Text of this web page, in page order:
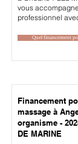
vous
professionnel
Quel financement
Financement
massage à
organisme -
DE MARINE